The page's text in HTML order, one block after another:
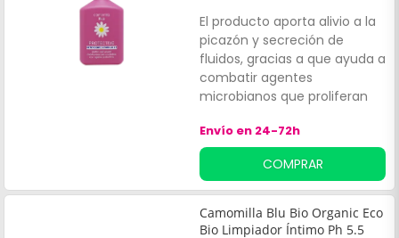
El producto aporta alivio a la
picazón y secreción de
fluidos, gracias a que ayuda a
combatir agentes
microbianos que proliferan
Envío en 24-72h
COMPRAR
Camomilla Blu Bio Organic Eco
Bio Limpiador Íntimo Ph 5.5